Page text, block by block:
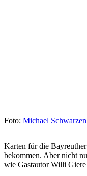
Foto: Michael
Karten für die
bekommen. Aber nicht
wie Gastautor Willi Giere